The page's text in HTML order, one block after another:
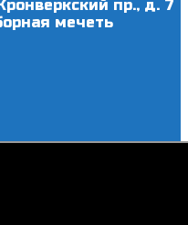
пр., д. 7
мечеть